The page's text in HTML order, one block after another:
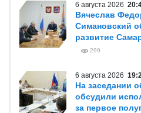
6 августа 2026
Вячеслав
Симановский
развитие
299
6 августа 2026
На заседании
обсудили
за первое